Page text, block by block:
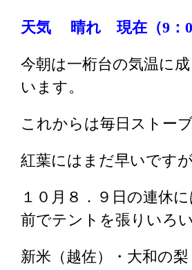
天気 晴れ 現在（9：
今朝は一桁台の気温に
います。
これからは毎日ストー
紅葉にはまだ早いです
１０月８．９日の連休
前でテントを張りいろ
新米（越佐）・大和の